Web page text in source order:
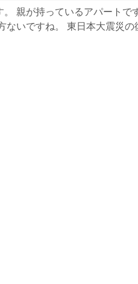
。 親が持っているアパートで
ないですね。 東日本大震災